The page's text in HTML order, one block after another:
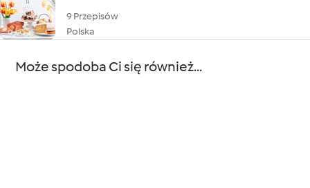
9 Przepisów
Polska
Może spodoba Ci się również...